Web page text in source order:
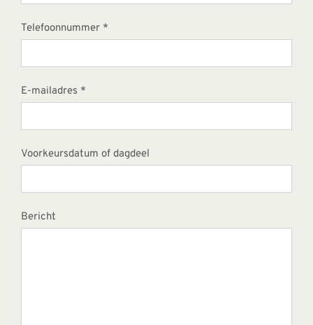
Telefoonnummer *
E-mailadres *
Voorkeursdatum of dagdeel
Bericht